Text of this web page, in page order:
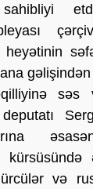
heyətinin
səs
kürsüsündə
və